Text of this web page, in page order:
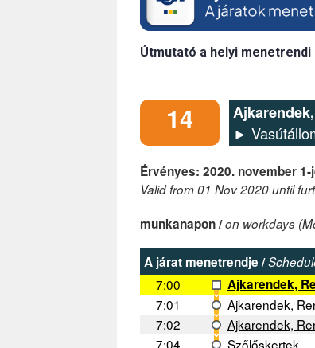
Útmutató a helyi
14
►
Érvényes: 2020. november
Valid from 01 Nov 2020 until
munkanapon /on workdays
A járat menetrendje /
7:00
Ajkarendek,
7:01
Ajkarendek,
7:02
Ajkarendek,
7:04
Szőlőskertek